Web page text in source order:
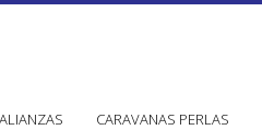
ALIANZAS CARAVANAS PERLAS